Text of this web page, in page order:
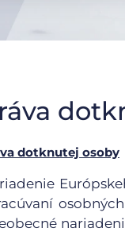
dotknutej osoby